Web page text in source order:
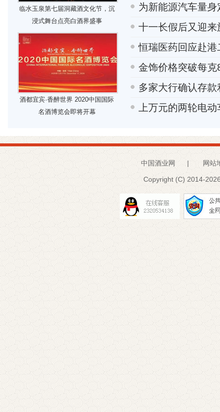
临水玉泉第七届洞藏酒文化节，沉
浸式舞台点亮白酒界盛事
酒都宜宾·香醉世界 2020中国国际
名酒博览会即将开幕
为新能源汽车量身
十一长假后又迎
恒瑞医药回应赴
金饰价格突破每
多家大行确认存
上万元的两轮电
中国酒业网 | 网站
Copyright (C) 2014-